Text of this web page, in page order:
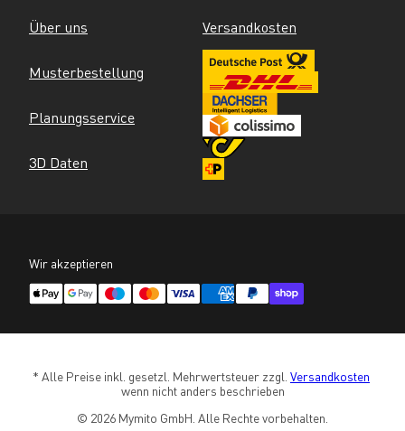
Über uns
Musterbestellung
Planungsservice
3D Daten
Versandkosten
Wir akzeptieren
* Alle Preise inkl. gesetzl. Mehrwertsteuer zzgl. Versandkosten
wenn nicht anders beschrieben
© 2026 Mymito GmbH. Alle Rechte vorbehalten.